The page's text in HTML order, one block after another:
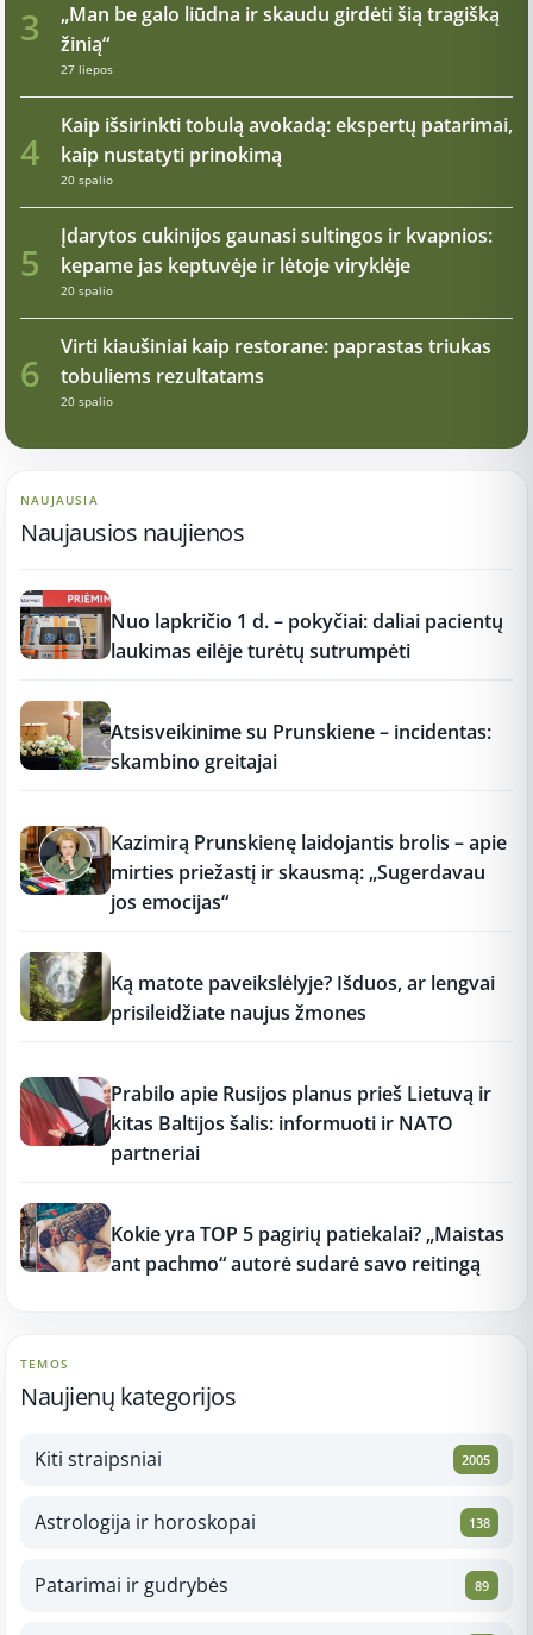
3
„Man be galo liūdna ir skaudu girdėti šią tragišką
žinią“
27 liepos
4
Kaip išsirinkti tobulą avokadą: ekspertų patarimai,
kaip nustatyti prinokimą
20 spalio
5
Įdarytos cukinijos gaunasi sultingos ir kvapnios:
kepame jas keptuvėje ir lėtoje viryklėje
20 spalio
6
Virti kiaušiniai kaip restorane: paprastas triukas
tobuliems rezultatams
20 spalio
NAUJAUSIA
Naujausios naujienos
Nuo lapkričio 1 d. – pokyčiai: daliai pacientų
laukimas eilėje turėtų sutrumpėti
Atsisveikinime su Prunskiene – incidentas:
skambino greitajai
Kazimirą Prunskienę laidojantis brolis – apie
mirties priežastį ir skausmą: „Sugerdavau
jos emocijas“
Ką matote paveikslėlyje? Išduos, ar lengvai
prisileidžiate naujus žmones
Prabilo apie Rusijos planus prieš Lietuvą ir
kitas Baltijos šalis: informuoti ir NATO
partneriai
Kokie yra TOP 5 pagirių patiekalai? „Maistas
ant pachmo“ autorė sudarė savo reitingą
TEMOS
Naujienų kategorijos
Kiti straipsniai 2005
Astrologija ir horoskopai 138
Patarimai ir gudrybės 89